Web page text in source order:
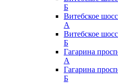
Б
Витебское
А
Витебское
Б
Гагарина
А
Гагарина
Б